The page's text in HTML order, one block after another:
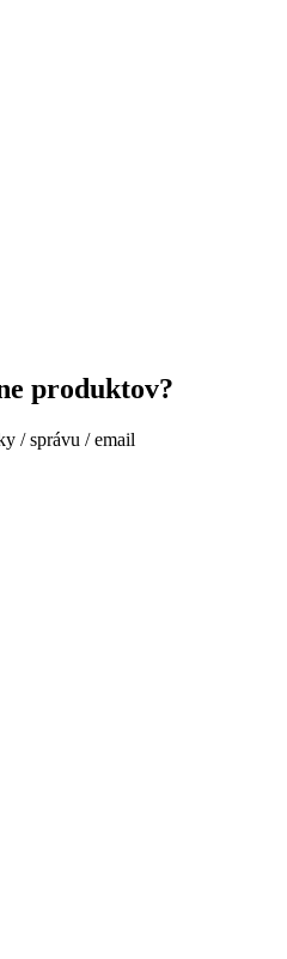
produktov?
/správu /email